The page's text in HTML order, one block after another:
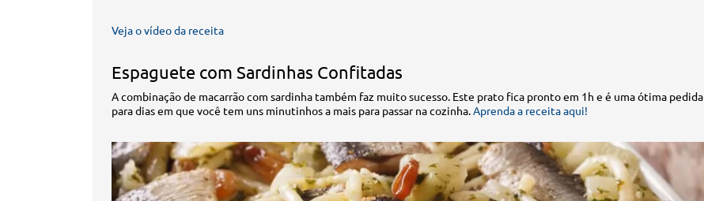
Veja o vídeo da receita
Espaguete com Sardinhas Confitadas
A combinação de macarrão com sardinha também faz muito sucesso. Este prato fica pronto em 1h e é uma ótima pedida
para dias em que você tem uns minutinhos a mais para passar na cozinha.Aprenda a receita aqui!